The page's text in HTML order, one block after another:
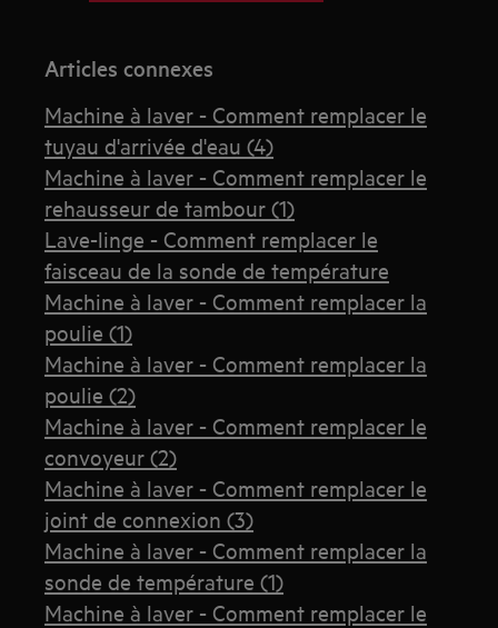
Articles connexes
Machine à laver - Comment remplacer le
tuyau d'arrivée d'eau (4)
Machine à laver - Comment remplacer le
rehausseur de tambour (1)
Lave-linge - Comment remplacer le
faisceau de la sonde de température
Machine à laver - Comment remplacer la
poulie (1)
Machine à laver - Comment remplacer la
poulie (2)
Machine à laver - Comment remplacer le
convoyeur (2)
Machine à laver - Comment remplacer le
joint de connexion (3)
Machine à laver - Comment remplacer la
sonde de température (1)
Machine à laver - Comment remplacer le